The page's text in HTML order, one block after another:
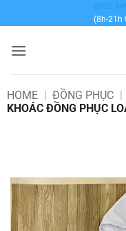
qua
dung
0936
(8h-21h
HOME | ĐỒNG PHỤC |
KHOÁC ĐỒNG PHỤC